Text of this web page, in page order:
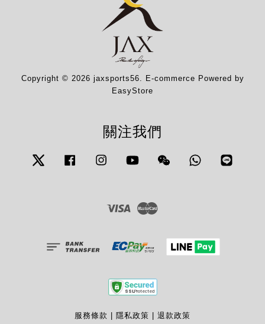
Copyright © 2026 jaxsports56. E-commerce Powered by
EasyStore
關注我們
Twitter Facebook InstagramYouTube Wechat Whatsapp
Visa
服務條款 | 隱私政策 | 退款政策